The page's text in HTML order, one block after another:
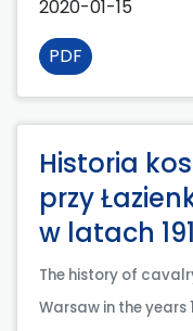
2020-01-15
PDF
Historia
przy
w latach
The history of
Warsaw in the years